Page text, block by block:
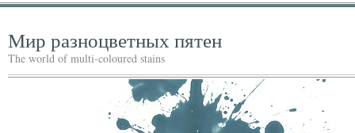
Мир разноцветных пятен
The world of multi-coloured stains